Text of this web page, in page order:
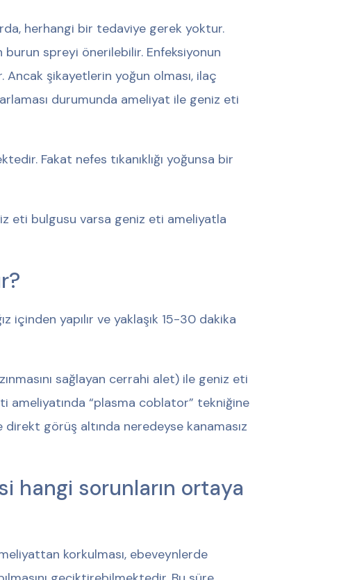
herhangi bir tedaviye gerek yoktur.
spreyi önerilebilir. Enfeksiyonun
Ancak şikayetlerin yoğun olması, ilaç
durumunda ameliyat ile geniz eti
Fakat nefes tıkanıklığı yoğunsa bir
eti bulgusu varsa geniz eti ameliyatla
içinden yapılır ve yaklaşık 15-30 dakika
sağlayan cerrahi alet) ile geniz eti
ameliyatında “plasma coblator” tekniğine
görüş altında neredeyse kanamasız
hangi sorunların ortaya
korkulması, ebeveynlerde